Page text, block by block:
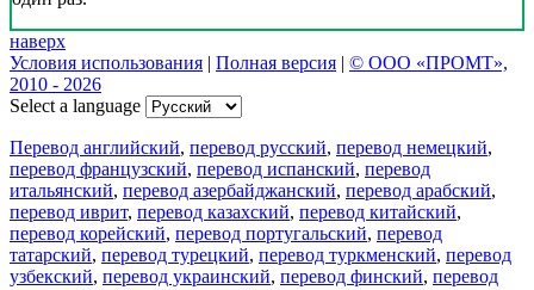
наверх
Условия использования | Полная версия | © ООО «ПРОМТ»,
2010 - 2026
Select a language
Перевод английский, перевод русский, перевод немецкий,
перевод французский, перевод испанский, перевод
итальянский, перевод азербайджанский, перевод арабский,
перевод иврит, перевод казахский, перевод китайский,
перевод корейский, перевод португальский, перевод
татарский, перевод турецкий, перевод туркменский, перевод
узбекский, перевод украинский, перевод финский, перевод